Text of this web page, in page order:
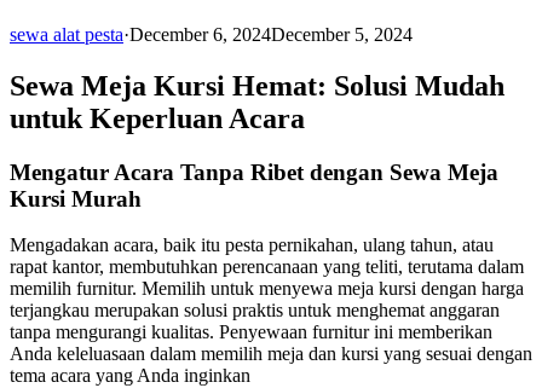
sewa alat pesta·December 6, 2024December 5, 2024
Sewa Meja Kursi Hemat: Solusi Mudah
untuk Keperluan Acara
Mengatur Acara Tanpa Ribet dengan Sewa Meja
Kursi Murah
Mengadakan acara, baik itu pesta pernikahan, ulang tahun, atau
rapat kantor, membutuhkan perencanaan yang teliti, terutama dalam
memilih furnitur. Memilih untuk menyewa meja kursi dengan harga
terjangkau merupakan solusi praktis untuk menghemat anggaran
tanpa mengurangi kualitas. Penyewaan furnitur ini memberikan
Anda keleluasaan dalam memilih meja dan kursi yang sesuai dengan
tema acara yang Anda inginkan